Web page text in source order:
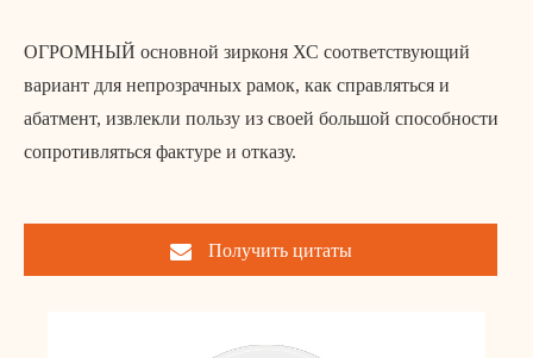
ОГРОМНЫЙ основной зирконя ХС соответствующий
вариант для непрозрачных рамок, как справляться и
абатмент, извлекли пользу из своей большой способности
сопротивляться фактуре и отказу.
Получить цитаты